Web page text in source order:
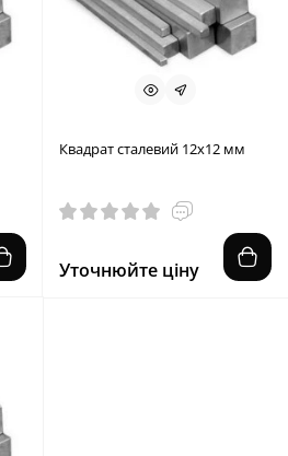
Квадрат сталевий 12х12 мм
Уточнюйте ціну